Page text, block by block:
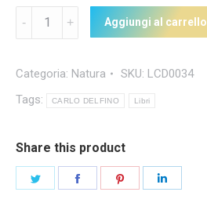
Quantità
Aggiungi al carrello
Categoria: Natura SKU: LCD0034
Tags:
CARLO DELFINO Libri
Share this product
Condividi Condividi Condividi